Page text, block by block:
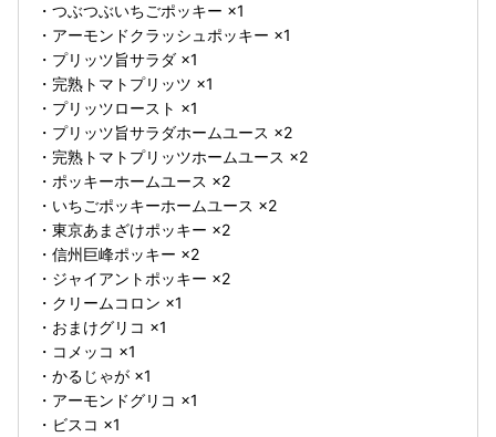
・つぶつぶいちごポッキー ×1
・アーモンドクラッシュポッキー ×1
・プリッツ旨サラダ ×1
・完熟トマトプリッツ ×1
・プリッツロースト ×1
・プリッツ旨サラダホームユース ×2
・完熟トマトプリッツホームユース ×2
・ポッキーホームユース ×2
・いちごポッキーホームユース ×2
・東京あまざけポッキー ×2
・信州巨峰ポッキー ×2
・ジャイアントポッキー ×2
・クリームコロン ×1
・おまけグリコ ×1
・コメッコ ×1
・かるじゃが ×1
・アーモンドグリコ ×1
・ビスコ ×1